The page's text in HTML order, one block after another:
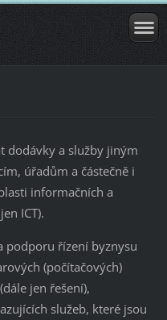
dodávky a služby jiným
úřadům a částečně i
informačních a
ICT).
podporu řízení byznysu
(počítačových)
jen řešení),
služeb, které jsou